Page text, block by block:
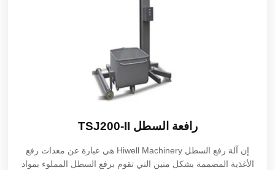
رافعة السطل TSJ200-II
إن آلة رفع السطل Hiwell Machinery هي عبارة عن معدات رفع
الأغذية المصممة بشكل متين التي تقوم برفع السطل المملوء بمواد